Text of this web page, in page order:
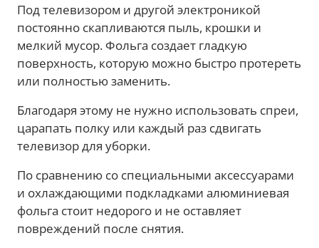
Под телевизором и другой электроникой
постоянно скапливаются пыль, крошки и
мелкий мусор. Фольга создает гладкую
поверхность, которую можно быстро протереть
или полностью заменить.
Благодаря этому не нужно использовать спреи,
царапать полку или каждый раз сдвигать
телевизор для уборки.
По сравнению со специальными аксессуарами
и охлаждающими подкладками алюминиевая
фольга стоит недорого и не оставляет
повреждений после снятия.